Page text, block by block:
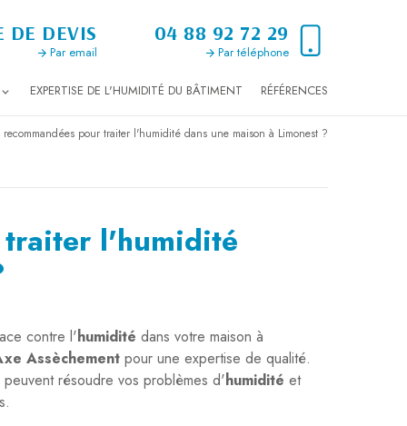
DE DEVIS
Par email
04 88 92 72 29
Par téléphone
EXPERTISE DE L'HUMIDITÉ DU BÂTIMENT RÉFÉRENCES
pour traiter l'humidité dans une maison à Limonest ?
traiter l'humidité
contre l'humidité dans votre maison à
Assèchement pour une expertise de qualité.
résoudre vos problèmes d'humidité et